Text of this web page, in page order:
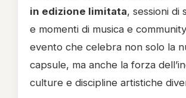
in edizione limitata, sessioni di
e momenti di musica e
evento che celebra non solo la
capsule, ma anche la forza
culture e discipline artistiche